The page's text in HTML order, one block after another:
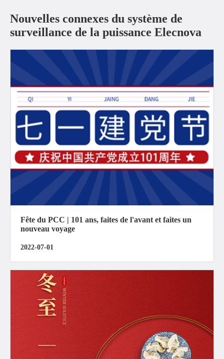
Nouvelles connexes du système de
surveillance de la puissance Elecnova
Fête du PCC | 101 ans, faites de l'avant et faites un
nouveau voyage
2022-07-01